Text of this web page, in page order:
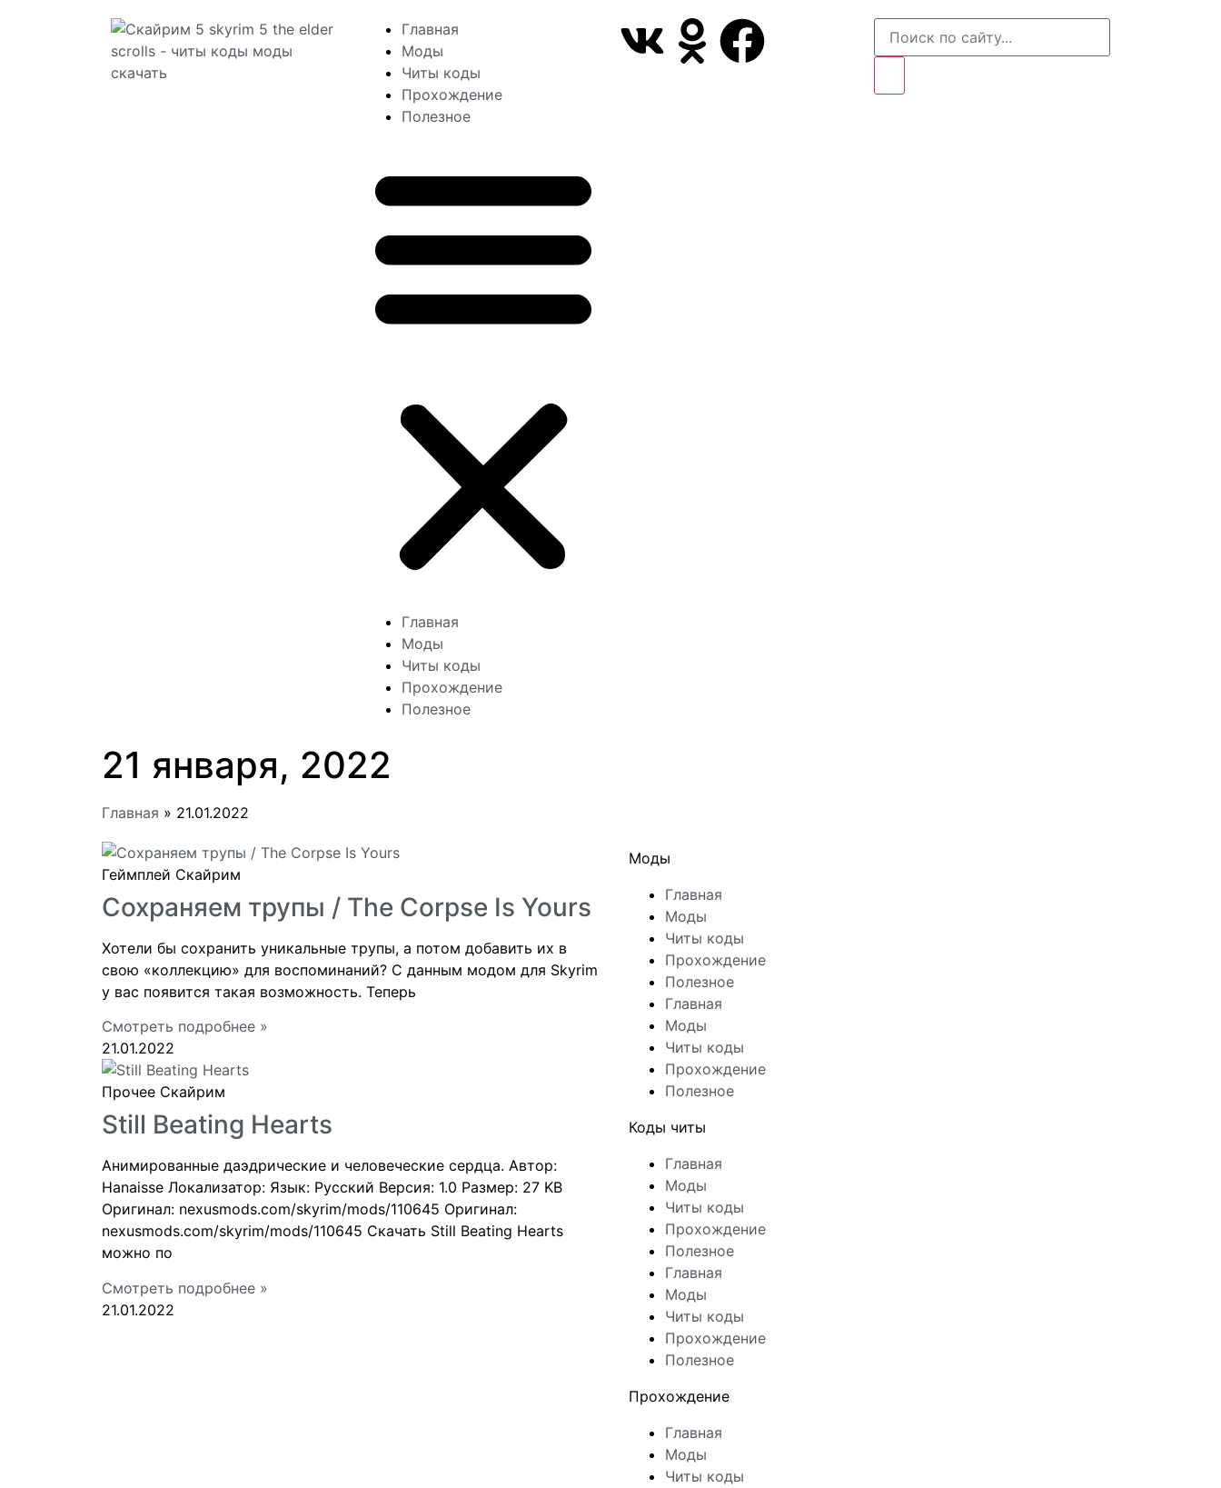
Главная
Моды
Читы коды
Прохождение
Полезное
Главная
Моды
Читы коды
Прохождение
Полезное
21 января, 2022
Главная » 21.01.2022
Геймплей Скайрим
Сохраняем трупы / The Corpse Is Yours
Хотели бы сохранить уникальные трупы, а потом добавить их в
свою «коллекцию» для воспоминаний? С данным модом для Skyrim
у вас появится такая возможность. Теперь
Смотреть подробнее »
21.01.2022
Прочее Скайрим
Still Beating Hearts
Анимированные даэдрические и человеческие сердца. Автор:
Hanaisse Локализатор: Язык: Русский Версия: 1.0 Размер: 27 KB
Оригинал: nexusmods.com/skyrim/mods/110645 Оригинал:
nexusmods.com/skyrim/mods/110645 Скачать Still Beating Hearts
можно по
Смотреть подробнее »
21.01.2022
Моды
Главная
Моды
Читы коды
Прохождение
Полезное
Главная
Моды
Читы коды
Прохождение
Полезное
Коды читы
Главная
Моды
Читы коды
Прохождение
Полезное
Главная
Моды
Читы коды
Прохождение
Полезное
Прохождение
Главная
Моды
Читы коды